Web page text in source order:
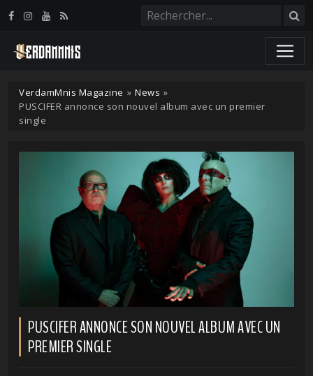
VerdamMnis Magazine » News »
PUSCIFER annonce son nouvel album avec un premier
single
PUSCIFER ANNONCE SON NOUVEL ALBUM AVEC UN
PREMIER SINGLE
Panneau de gestion des cookies